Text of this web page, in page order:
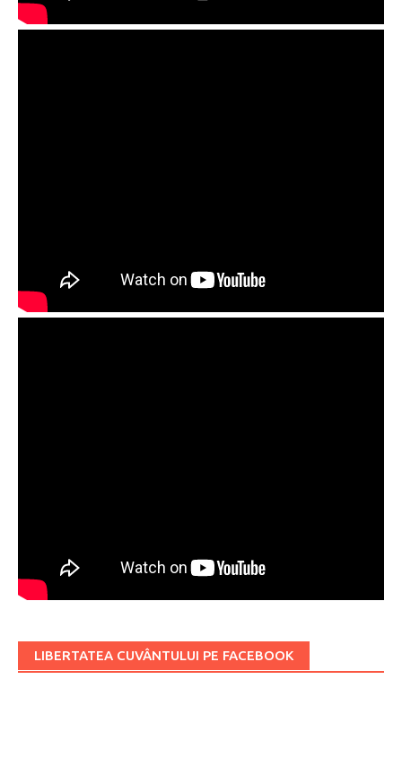
LIBERTATEA CUVÂNTULUI PE FACEBOOK